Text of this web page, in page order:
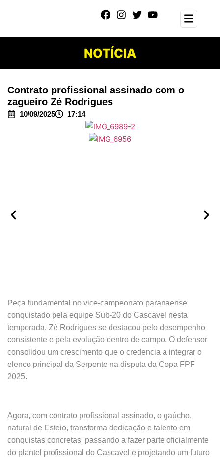
NOTÍCIA
Contrato profissional assinado com o
zagueiro Zé Rodrigues
10/09/2025 17:14
Peça fundamental no vice-campeonato paranaense
conquistado pela equipe Sub-20 do Cascavel nesta
temporada, Zé Rodrigues se destacou pelo desempenho
consistente e pela evolução dentro de campo. O defensor
consolidou um crescimento que o credencia a integrar o
elenco principal da Serpente na disputa da Copa FPF
2025.
Agora, com contrato profissional assinado, o gaúcho,
natural de Esteio, transforma dedicação e talento em
conquistas concretas, passando a fazer parte oficialmente
do plantel profissional do Cascavel e projetando um futuro